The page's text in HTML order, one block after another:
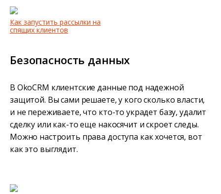
Как запустить рассылки на
спящих клиентов
Безопасность данных
В OkoCRM клиентские данные под надежной
защитой. Вы сами решаете, у кого сколько власти,
и не переживаете, что кто-то украдет базу, удалит
сделку или как-то еще накосячит и скроет следы.
Можно настроить права доступа как хочется, вот
как это выглядит.